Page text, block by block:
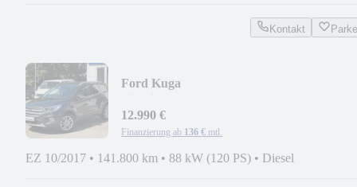
Kontakt
Ford Kuga
12.990 €
Finanzierung ab 136 € mtl.
EZ 10/2017 • 141.800 km • 88 kW (120 PS) • Diesel